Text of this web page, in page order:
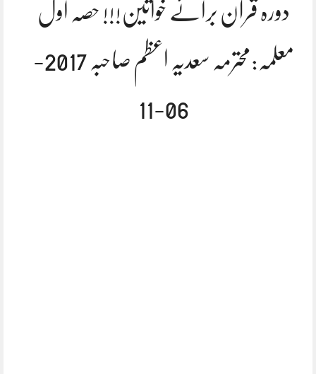
دورہ قرآن برائے خواتین!!! حصہ اول
معلمہ:محترمہ سعدیہ اعظم صاحبہ 2017-
06-11